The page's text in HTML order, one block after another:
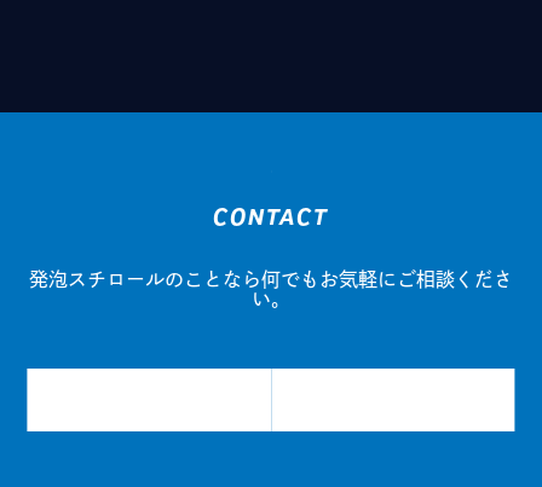
CONTACT
発泡スチロールのことなら何でもお気軽にご相談くださ
い。